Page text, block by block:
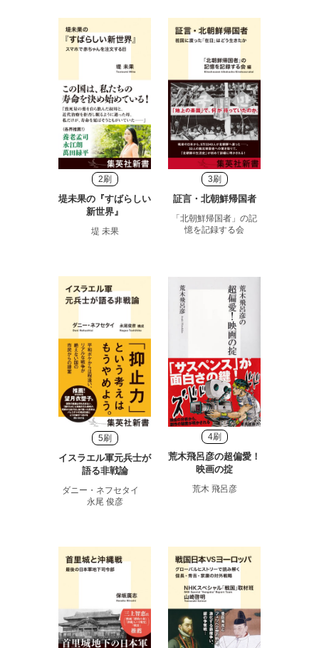
2刷
堤未果の『すばらしい
新世界』
堤 未果
3刷
証言・北朝鮮帰国者
「北朝鮮帰国者」の記
憶を記録する会
5刷
イスラエル軍元兵士が
語る非戦論
ダニー・ネフセタイ
永尾 俊彦
4刷
荒木飛呂彦の超偏愛！
映画の掟
荒木 飛呂彦